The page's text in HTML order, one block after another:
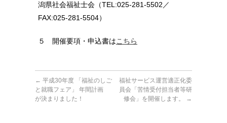
潟県社会福祉士会（TEL:025-281-5502／
FAX:025-281-5504）
５ 開催要項・申込書はこちら
← 平成30年度 「福祉のしご
と就職フェア」 年間計画
が決まりました！
福祉サービス運営適正化委
員会「苦情受付担当者等研
修会」を開催します。
→